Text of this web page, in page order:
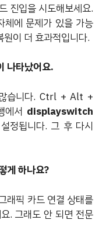
진입을 시도해보세요.
체에 문제가 있을 가능
이 더 효과적입니다.
나타났어요.
습니다. Ctrl + Alt +
에서 displayswitch
정됩니다. 그 후 다시
게 하나요?
래픽 카드 연결 상태를
. 그래도 안 되면 전문